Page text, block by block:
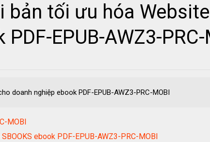
bản tối ưu hóa
EPUB-AWZ3-PRC-
doanh nghiệp ebook PDF-EPUB-AWZ3-PRC-MOBI
MOBI
ebook PDF-EPUB-AWZ3-PRC-MOBI